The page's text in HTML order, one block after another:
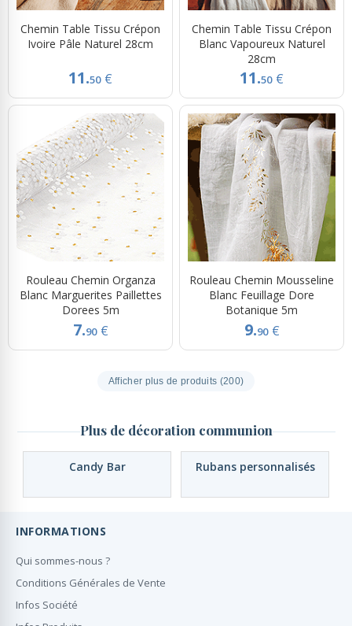
Chemin Table Tissu Crépon
Ivoire Pâle Naturel 28cm
11.50 €
Chemin Table Tissu Crépon
Blanc Vapoureux Naturel
28cm
11.50 €
Rouleau Chemin Organza
Blanc Marguerites Paillettes
Dorees 5m
7.90 €
Rouleau Chemin Mousseline
Blanc Feuillage Dore
Botanique 5m
9.90 €
Afficher plus de produits (200)
Plus de décoration communion
Candy Bar Rubans personnalisés
INFORMATIONS
Qui sommes-nous ?
Conditions Générales de Vente
Infos Société